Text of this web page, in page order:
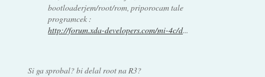
bootloaderjem/root/rom, priporocam tale
programcek :
http://forum.xda-developers.com/mi-4c/d...
Si ga sprobal? bi delal root na R3?